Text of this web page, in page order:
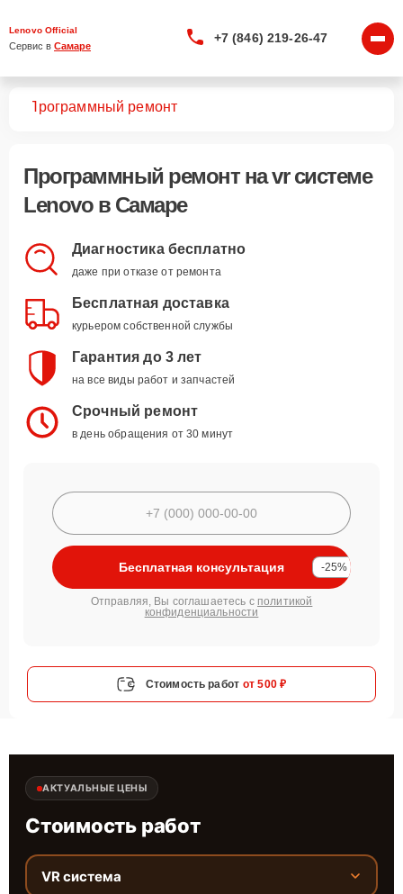
Lenovo Official
Сервис в Самаре
+7 (846) 219-26-47
Программный ремонт
Программный ремонтна vr системе
Lenovo в Самаре
Диагностика бесплатно
даже при отказе от ремонта
Бесплатная доставка
курьером собственной службы
Гарантия до 3 лет
на все виды работ и запчастей
Срочный ремонт
в день обращения от 30 минут
Бесплатная консультация -25%
Отправляя, Вы соглашаетесь с политикой
конфиденциальности
Стоимость работ от 500 ₽
АКТУАЛЬНЫЕ ЦЕНЫ
Стоимость работ
VR система